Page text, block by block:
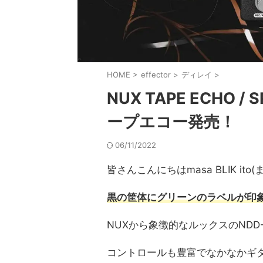
HOME > effector > ディレイ >
NUX TAPE ECHO /
ープエコー発売！
06/11/2022
皆さんこんにちはmasa BLIK ito(
黒の筐体にグリーンのラベルが印
NUXから象徴的なルックスの
コントロールも豊富でなかなかギ